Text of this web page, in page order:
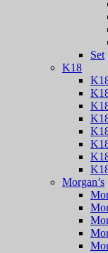
Set
K18
Morgan’s